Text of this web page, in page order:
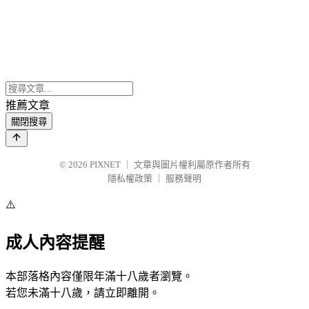
推薦文章
關閉搜尋
© 2026 PIXNET
文章與圖片權利屬原作者所有
隱私權政策
服務聲明
⚠️
成人內容提醒
本部落格內容僅限年滿十八歲者瀏覽。
若您未滿十八歲，請立即離開。